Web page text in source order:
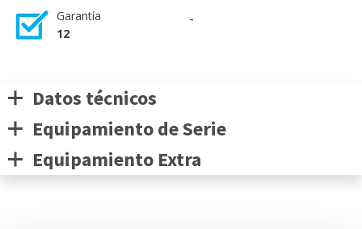
Garantía
12
-
Datos técnicos
Equipamiento de Serie
Equipamiento Extra